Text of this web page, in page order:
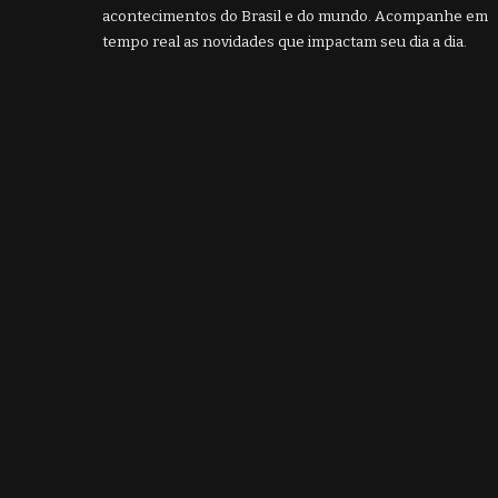
acontecimentos do Brasil e do mundo. Acompanhe em
tempo real as novidades que impactam seu dia a dia.